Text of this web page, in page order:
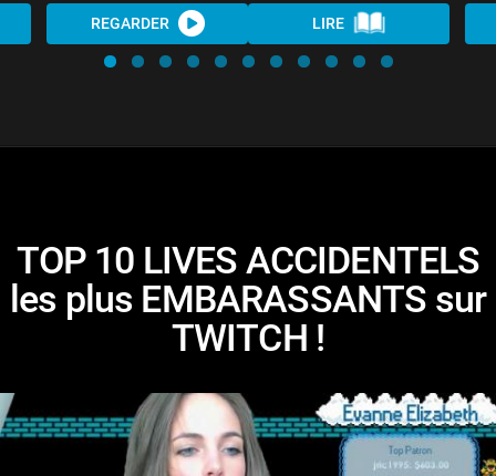
REGARDER LIRE
TOP 10 LIVES ACCIDENTELS
les plus EMBARASSANTS sur
TWITCH !